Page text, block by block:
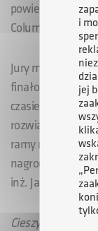
powiedział
Columbus
Jury miało
finałową
czasie 10
rozwiązania
ramy naszych
nagroda
inż. Jana Koconia
Cieszymy się, że
i
jej